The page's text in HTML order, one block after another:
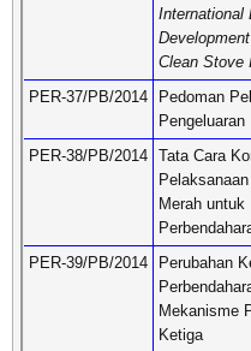
International
Development
Clean Stove
PER-37/PB/2014
Pedoman
PER-38/PB/2014 Tata Cara
Merah
PER-39/PB/2014
Perubahan
Mekanisme
Ketiga